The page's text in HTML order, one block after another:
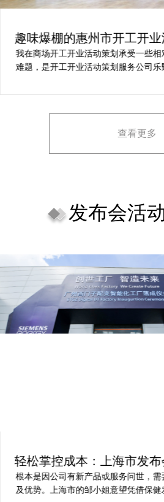
趣味爆棚的惠州市开工开
案精选
我在商场开工开业活动策划承受一些相
难题，是开工开业活动策划服务公司乐
场开工开业活动策划堪称完美，下次有
查看更多
发布会活
轻松掌控成本：上海市发
方案指南
根本是因公司有新产品或服务问世，需
及优势。上海市的邹小姐意望凭借保健